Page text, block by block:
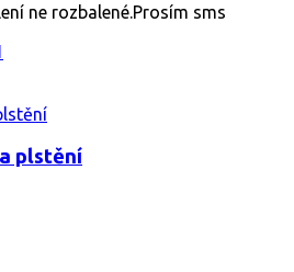
ne rozbalené.Prosím sms
plstění